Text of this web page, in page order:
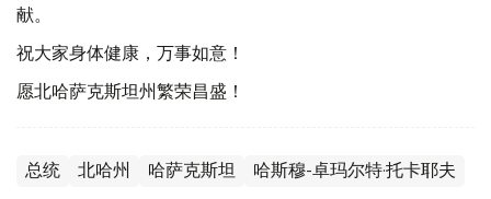
献。
祝大家身体健康，万事如意！
愿北哈萨克斯坦州繁荣昌盛！
总统 北哈州 哈萨克斯坦 哈斯穆-卓玛尔特·托卡耶夫